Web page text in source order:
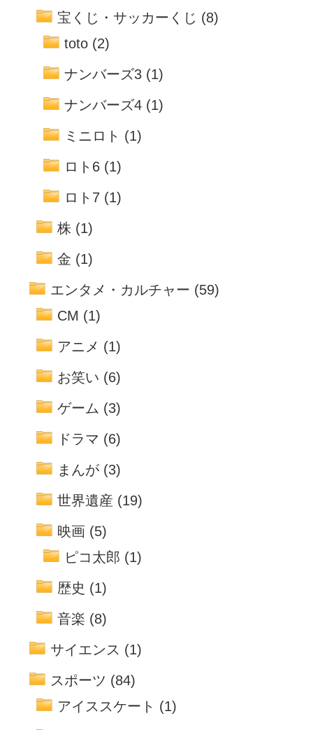
宝くじ・サッカーくじ (8)
toto (2)
ナンバーズ3 (1)
ナンバーズ4 (1)
ミニロト (1)
ロト6 (1)
ロト7 (1)
株 (1)
金 (1)
エンタメ・カルチャー (59)
CM (1)
アニメ (1)
お笑い (6)
ゲーム (3)
ドラマ (6)
まんが (3)
世界遺産 (19)
映画 (5)
ピコ太郎 (1)
歴史 (1)
音楽 (8)
サイエンス (1)
スポーツ (84)
アイススケート (1)